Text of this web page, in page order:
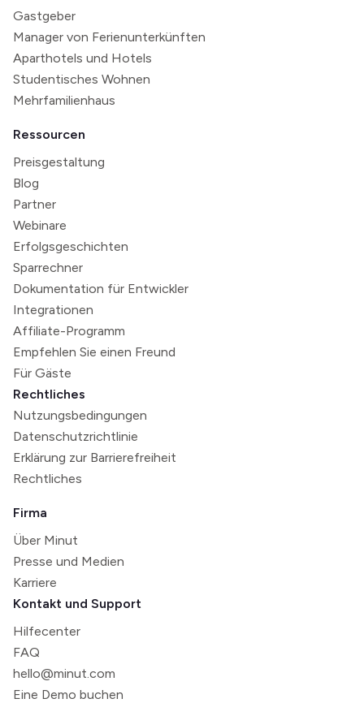
Gastgeber
Manager von Ferienunterkünften
Aparthotels und Hotels
Studentisches Wohnen
Mehrfamilienhaus
Ressourcen
Preisgestaltung
Blog
Partner
Webinare
Erfolgsgeschichten
Sparrechner
Dokumentation für Entwickler
Integrationen
Affiliate-Programm
Empfehlen Sie einen Freund
Für Gäste
Rechtliches
Nutzungsbedingungen
Datenschutzrichtlinie
Erklärung zur Barrierefreiheit
Rechtliches
Firma
Über Minut
Presse und Medien
Karriere
Kontakt und Support
Hilfecenter
FAQ
hello@minut.com
Eine Demo buchen